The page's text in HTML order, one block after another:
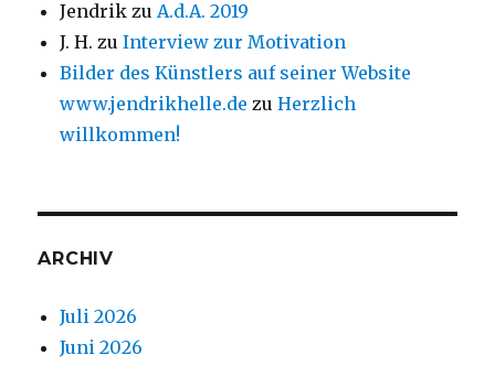
Jendrik zuA.d.A. 2019
J. H. zuInterview zur Motivation
Bilder des Künstlers auf seiner Website
www.jendrikhelle.de zuHerzlich
willkommen!
ARCHIV
Juli 2026
Juni 2026